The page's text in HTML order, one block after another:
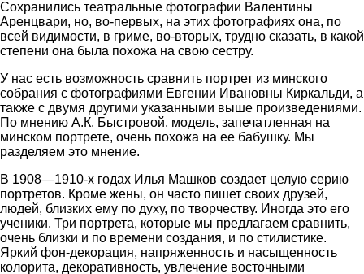
Сохранились театральные фотографии Валентины
Аренцвари, но, во-первых, на этих фотографиях она, по
всей видимости, в гриме, во-вторых, трудно сказать, в какой
степени она была похожа на свою сестру.
У нас есть возможность сравнить портрет из минского
собрания с фотографиями Евгении Ивановны Киркальди, а
также с двумя другими указанными выше произведениями.
По мнению А.К. Быстровой, модель, запечатленная на
минском портрете, очень похожа на ее бабушку. Мы
разделяем это мнение.
В 1908—1910-х годах Илья Машков создает целую серию
портретов. Кроме жены, он часто пишет своих друзей,
людей, близких ему по духу, по творчеству. Иногда это его
ученики. Три портрета, которые мы предлагаем сравнить,
очень близки и по времени создания, и по стилистике.
Яркий фон-декорация, напряженность и насыщенность
колорита, декоративность, увлечение восточными